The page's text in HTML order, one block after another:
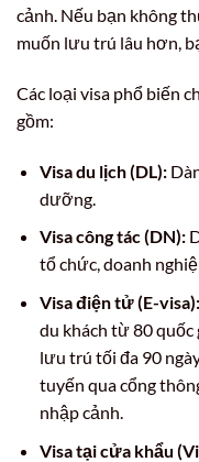
cảnh. Nếu bạn không
muốn lưu trú lâu hơn,
Các loại visa phổ biến
gồm:
Visa du lịch (DL):
dưỡng.
Visa công tác (DN):
tổ chức, doanh
Visa điện tử (E-visa):
du khách từ 80 quốc
lưu trú tối đa 90
tuyến qua cổng
nhập cảnh.
Visa tại cửa khẩu